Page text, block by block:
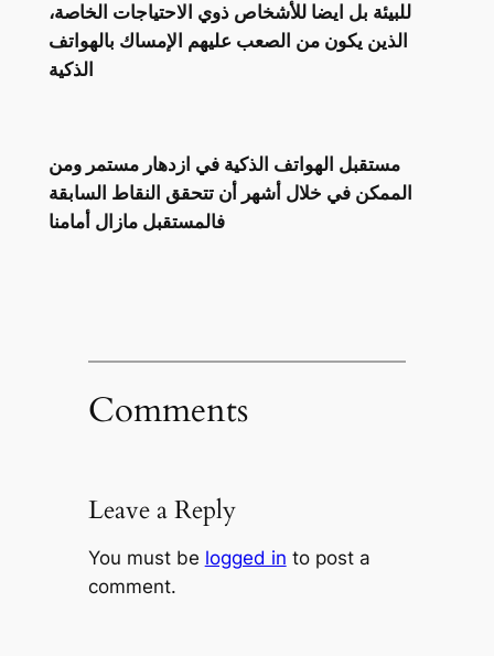
للبيئة بل ايضا للأشخاص ذوي الاحتياجات الخاصة،
الذين يكون من الصعب عليهم الإمساك بالهواتف
الذكية
مستقبل الهواتف الذكية في ازدهار مستمر ومن
الممكن في خلال أشهر أن تتحقق النقاط السابقة
فالمستقبل مازال أمامنا
Comments
Leave a Reply
You must be logged in to post a
comment.